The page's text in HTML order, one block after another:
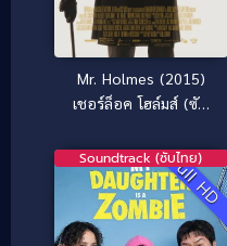
Mr. Holmes (2015)
เชอร์ล็อค โฮล์มส์ (ซับ
Full HD
Soundtrack (ซับไทย)